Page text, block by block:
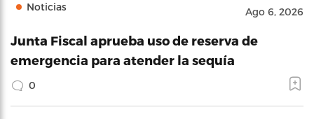
Noticias Ago 6, 2026
Junta Fiscal aprueba uso de reserva de
emergencia para atender la sequía
0